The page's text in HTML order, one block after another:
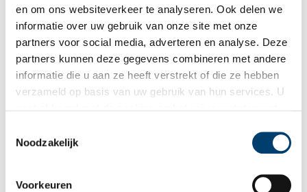
en om ons websiteverkeer te analyseren. Ook delen we
informatie over uw gebruik van onze site met onze
partners voor social media, adverteren en analyse. Deze
partners kunnen deze gegevens combineren met andere
informatie die u aan ze heeft verstrekt of die ze hebben
verzameld op basis van uw gebruik van hun services. U
Noodzakelijk
Voorkeuren
De Twistappel: strijd in het stadhuis
Karel Appel was niet altijd de gevierde kunstenaar die hij nu
is. Een muurschildering in het Amsterdamse stadhuis leverde